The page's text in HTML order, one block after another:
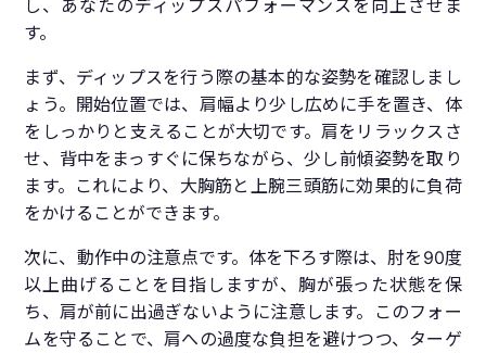
し、あなたのディップスパフォーマンスを向上させま
す。
まず、ディップスを行う際の基本的な姿勢を確認しまし
ょう。開始位置では、肩幅より少し広めに手を置き、体
をしっかりと支えることが大切です。肩をリラックスさ
せ、背中をまっすぐに保ちながら、少し前傾姿勢を取り
ます。これにより、大胸筋と上腕三頭筋に効果的に負荷
をかけることができます。
次に、動作中の注意点です。体を下ろす際は、肘を90度
以上曲げることを目指しますが、胸が張った状態を保
ち、肩が前に出過ぎないように注意します。このフォー
ムを守ることで、肩への過度な負担を避けつつ、ターゲ